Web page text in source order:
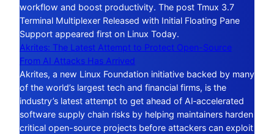
workflow and boost productivity. The post Tmux 3.7
Terminal Multiplexer Released with Initial Floating Pane
Support appeared first on Linux Today.
Akrites: The Latest Attempt to Protect Open-Source
From AI Attacks Has Arrived
Akrites, a new Linux Foundation initiative backed by many
of the world’s largest tech and financial firms, is the
industry’s latest attempt to get ahead of AI‑accelerated
software supply chain risks by helping maintainers harden
critical open-source projects before attackers can exploit